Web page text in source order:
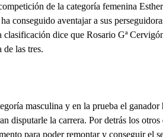
de la categoría femenina
conseguido aventajar a sus
clasificación dice que Rosario Gª
de las tres.
masculina y en la prueba el
disputarle la carrera. Por detrás los
para poder remontar y conseguir el